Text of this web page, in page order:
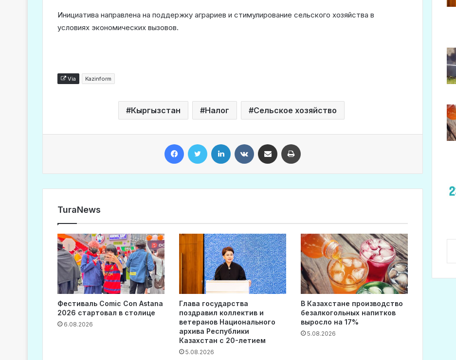
Инициатива направлена на поддержку аграриев и стимулирование сельского хозяйства в
условиях экономических вызовов.
Via Kazinform
Кыргызстан Налог Сельское хозяйство
TuraNews
Фестиваль Comic Con Astana
2026 стартовал в столице
6.08.2026
Глава государства
поздравил коллектив и
ветеранов Национального
архива Республики
Казахстан с 20-летием
5.08.2026
В Казахстане производство
безалкогольных напитков
выросло на 17%
5.08.2026